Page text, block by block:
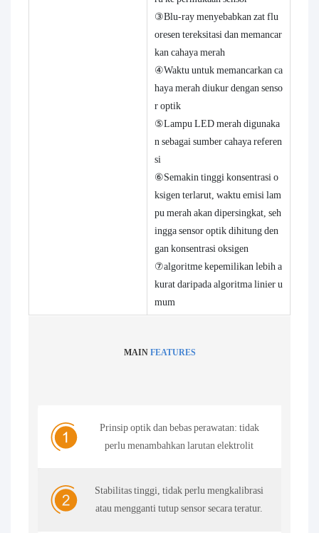
③Blu-ray menyebabkan zat flu
oresen tereksitasi dan memancar
kan cahaya merah
④Waktu untuk memancarkan ca
haya merah diukur dengan senso
r optik
⑤Lampu LED merah digunaka
n sebagai sumber cahaya referen
si
⑥Semakin tinggi konsentrasi o
ksigen terlarut, waktu emisi lam
pu merah akan dipersingkat, seh
ingga sensor optik dihitung den
gan konsentrasi oksigen
⑦algoritme kepemilikan lebih a
kurat daripada algoritma linier u
mum
MAIN FEATURES
Prinsip optik dan bebas perawatan: tidak
perlu menambahkan larutan elektrolit
Stabilitas tinggi, tidak perlu mengkalibrasi
atau mengganti tutup sensor secara teratur.